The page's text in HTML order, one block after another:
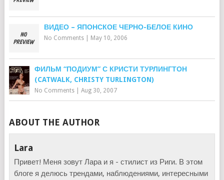
ВИДЕО – ЯПОНСКОЕ ЧЕРНО-БЕЛОЕ КИНО
No Comments| May 10, 2006
ФИЛЬМ “ПОДИУМ” С КРИСТИ ТУРЛИНГТОН
(CATWALK, CHRISTY TURLINGTON)
No Comments| Aug 30, 2007
ABOUT THE AUTHOR
Lara
Привет! Меня зовут Лара и я - стилист из Риги. В этом
блоге я делюсь трендами, наблюдениями, интересными